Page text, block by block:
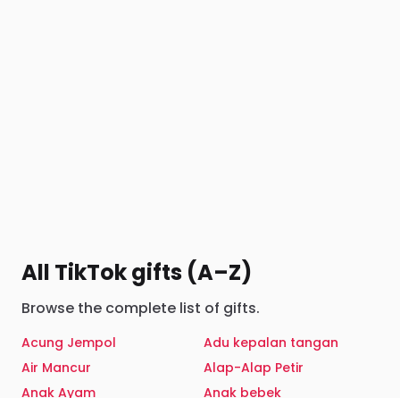
All TikTok gifts (A–Z)
Browse the complete list of gifts.
Acung Jempol
Adu kepalan tangan
Air Mancur
Alap-Alap Petir
Anak Ayam
Anak bebek